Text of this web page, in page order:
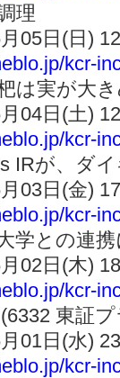
理
05日(日)
kcr-
は実が大
04日(土)
kcr-
IRが、ダ
03日(金)
kcr-
学との連
02日(木)
kcr-
東証
01日(水)
kcr-